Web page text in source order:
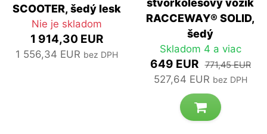
SCOOTER, šedý lesk
Nie je skladom
1 914,30 EUR
1 556,34 EUR bez DPH
RACCEWAY® SOLID,
šedý
Skladom 4 a viac
649 EUR 771,45 EUR
527,64 EUR bez DPH